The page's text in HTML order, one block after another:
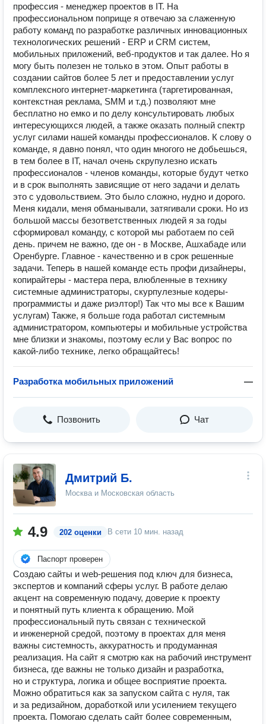
профессия - менеджер проектов в IT. На
профессиональном поприще я отвечаю за слаженную
работу команд по разработке различных инновационных
технологических решений - ERP и CRM систем,
мобильных приложений, веб-продуктов и так далее. Но я
могу быть полезен не только в этом. Опыт работы в
создании сайтов более 5 лет и предоставлении услуг
комплексного интернет-маркетинга (таргетированная,
контекстная реклама, SMM и т.д.) позволяют мне
бесплатно но емко и по делу консультировать любых
интересующихся людей, а также оказать полный спектр
услуг силами нашей команды профессионалов. К слову о
команде, я давно понял, что один многого не добьешься,
в тем более в IT, начал очень скрупулезно искать
профессионалов - членов команды, которые будут четко
и в срок выполнять зависящие от него задачи и делать
это с удовольствием. Это было сложно, нудно и дорого.
Меня кидали, меня обманывали, затягивали сроки. Но из
большой массы безответственных людей я за годы
сформировал команду, с которой мы работаем по сей
день. причем не важно, где он - в Москве, Ашхабаде или
Оренбурге. Главное - качественно и в срок решенные
задачи. Теперь в нашей команде есть профи дизайнеры,
копирайтеры - мастера пера, влюбленные в технику
системные администраторы, скурпулезные кодеры-
программисты и даже риэлтор!) Так что мы все к Вашим
услугам) Также, я больше года работал системным
администратором, компьютеры и мобильные устройства
мне близки и знакомы, поэтому если у Вас вопрос по
какой-либо технике, легко обращайтесь!
Разработка мобильных приложений —
Позвонить Чат
Дмитрий Б.
Москва и Московская область
4.9 202 оценки В сети 10 мин. назад
Паспорт проверен
Создаю сайты и web-решения под ключ для бизнеса,
экспертов и компаний сферы услуг. В работе делаю
акцент на современную подачу, доверие к проекту
и понятный путь клиента к обращению. Мой
профессиональный путь связан с технической
и инженерной средой, поэтому в проектах для меня
важны системность, аккуратность и продуманная
реализация. На сайт я смотрю как на рабочий инструмент
бизнеса, где важны не только дизайн и разработка,
но и структура, логика и общее восприятие проекта.
Можно обратиться как за запуском сайта с нуля, так
и за редизайном, доработкой или усилением текущего
проекта. Помогаю сделать сайт более современным,